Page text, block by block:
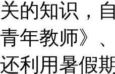
关的知识，
青年教师》
还利用暑假